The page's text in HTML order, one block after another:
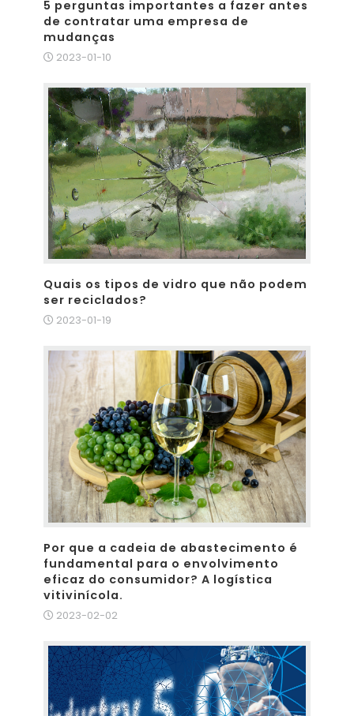
5 perguntas importantes a fazer antes
de contratar uma empresa de
mudanças
2023-01-10
Quais os tipos de vidro que não podem
ser reciclados?
2023-01-19
Por que a cadeia de abastecimento é
fundamental para o envolvimento
eficaz do consumidor? A logística
vitivinícola.
2023-02-02